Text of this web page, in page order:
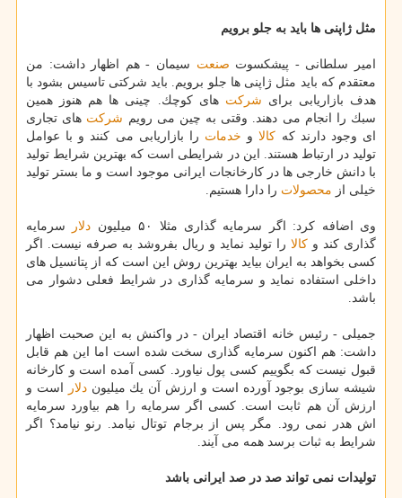
مثل ژاپنی ها باید به جلو برویم
امیر سلطانی - پیشكسوت صنعت سیمان - هم اظهار داشت: من
معتقدم كه باید مثل ژاپنی ها جلو برویم. باید شركتی تاسیس بشود با
هدف بازاریابی برای شركت های كوچك. چینی ها هم هنوز همین
سبك را انجام می دهند. وقتی به چین می رویم شركت های تجاری
ای وجود دارند كه كالاو خدمات را بازاریابی می كنند و با عوامل
تولید در ارتباط هستند. این در شرایطی است كه بهترین شرایط تولید
با دانش خارجی ها در كارخانجات ایرانی موجود است و ما بستر تولید
خیلی از محصولات را دارا هستیم.
وی اضافه كرد: اگر سرمایه گذاری مثلا ۵۰ میلیون دلار
سرمایه
گذاری كند و كالا را تولید نماید و ریال بفروشد به صرفه نیست. اگر
كسی بخواهد به ایران بیاید بهترین روش این است كه از پتانسیل های
داخلی استفاده نماید و سرمایه گذاری در شرایط فعلی دشوار می
باشد.
جمیلی - رئیس خانه اقتصاد ایران - در واكنش به این صحبت اظهار
داشت: هم اكنون سرمایه گذاری سخت شده است اما این هم قابل
قبول نیست كه بگوییم كسی پول نیاورد. كسی آمده است و كارخانه
شیشه سازی بوجود آورده است و ارزش آن یك میلیوندلار
است و
ارزش آن هم ثابت است. كسی اگر سرمایه را هم بیاورد سرمایه
اش هدر نمی رود. مگر پس از برجام توتال نیامد. رنو نیامد؟ اگر
شرایط به ثبات برسد همه می آیند.
تولیدات نمی تواند صد در صد ایرانی باشد